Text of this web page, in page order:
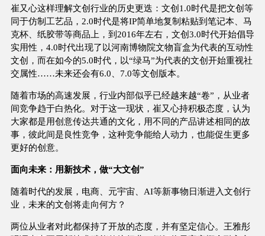
崔又心这样理解文创行业的历史更迭：文创1.0时代是把文创等
同于仿制工艺品，2.0时代是将IP简单地复制粘贴到笔记本、马
克杯、纸胶带等商品上，到2016年左右，文创3.0时代开始倡导
实用性，4.0时代出现了以河南博物院文物盲盒为代表的互动性
文创，而在如今的5.0时代，以“绿马”为代表的文创开始重视社
交属性……未来还会有6.0、7.0等文创版本。
随着市场的高速发展，行业内部似乎已经越来越“卷”，从业者
间竞争趋于白热化。对于这一现状，崔又心持积极态度，认为
大家都是用创意传达共通的文化，用不同的产品讲述相同的故
事，彼此间是良性竞争，这种竞争能给人动力，也能促生更多
更好的创意。
面向未来：用新技术，做“大文创”
随着时代的发展，电商、元宇宙、AI等新事物日渐进入文创行
业，未来的文创将走向何方？
两位从业者对此都保持了开放的态度，并有坚定信心。王雅彤